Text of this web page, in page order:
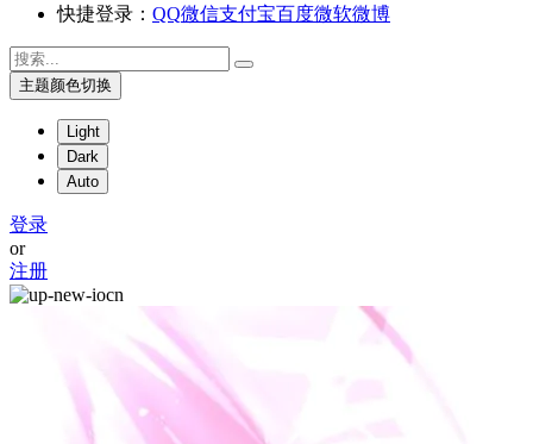
快捷登录： QQ微信支付宝百度微软微博
主题颜色切换
Light
Dark
Auto
登录
or
注册